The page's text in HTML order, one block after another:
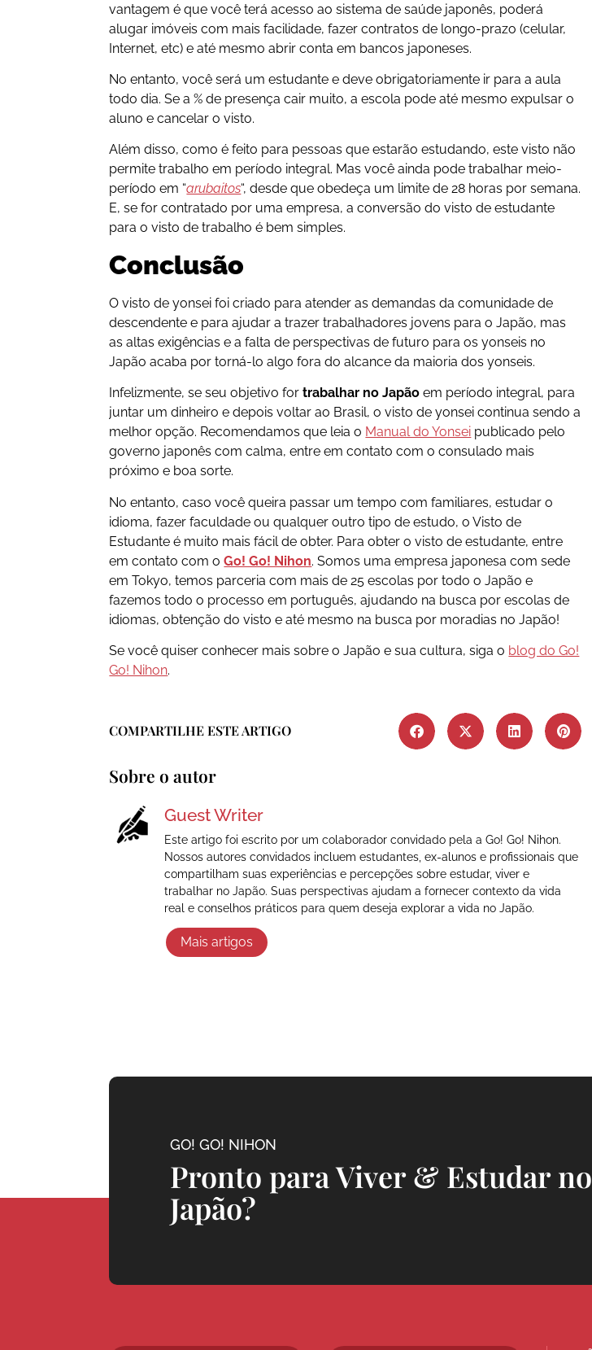
vantagem é que você terá acesso ao sistema de saúde japonês, poderá
alugar imóveis com mais facilidade, fazer contratos de longo-prazo (celular,
Internet, etc) e até mesmo abrir conta em bancos japoneses.
No entanto, você será um estudante e deve obrigatoriamente ir para a aula
todo dia. Se a % de presença cair muito, a escola pode até mesmo expulsar o
aluno e cancelar o visto.
Além disso, como é feito para pessoas que estarão estudando, este visto não
permite trabalho em período integral. Mas você ainda pode trabalhar meio-
período em “arubaitos“, desde que obedeça um limite de 28 horas por semana.
E, se for contratado por uma empresa, a conversão do visto de estudante
para o visto de trabalho é bem simples.
Conclusão
O visto de yonsei foi criado para atender as demandas da comunidade de
descendente e para ajudar a trazer trabalhadores jovens para o Japão, mas
as altas exigências e a falta de perspectivas de futuro para os yonseis no
Japão acaba por torná-lo algo fora do alcance da maioria dos yonseis.
Infelizmente, se seu objetivo fortrabalhar no Japão em período integral, para
juntar um dinheiro e depois voltar ao Brasil, o visto de yonsei continua sendo a
melhor opção. Recomendamos que leia o Manual do Yonsei publicado pelo
governo japonês com calma, entre em contato com o consulado mais
próximo e boa sorte.
No entanto, caso você queira passar um tempo com familiares, estudar o
idioma, fazer faculdade ou qualquer outro tipo de estudo, o Visto de
Estudante é muito mais fácil de obter. Para obter o visto de estudante, entre
em contato com oGo! Go! Nihon. Somos uma empresa japonesa com sede
em Tokyo, temos parceria com mais de 25 escolas por todo o Japão e
fazemos todo o processo em português, ajudando na busca por escolas de
idiomas, obtenção do visto e até mesmo na busca por moradias no Japão!
Se você quiser conhecer mais sobre o Japão e sua cultura, siga o blog do Go!
Go! Nihon.
COMPARTILHE ESTE ARTIGO
Sobre o autor
Guest Writer
Este artigo foi escrito por um colaborador convidado pela a Go! Go! Nihon.
Nossos autores convidados incluem estudantes, ex-alunos e profissionais que
compartilham suas experiências e percepções sobre estudar, viver e
trabalhar no Japão. Suas perspectivas ajudam a fornecer contexto da vida
real e conselhos práticos para quem deseja explorar a vida no Japão.
Mais artigos
GO! GO! NIHON
Pronto para Viver & Estudar no
Japão?